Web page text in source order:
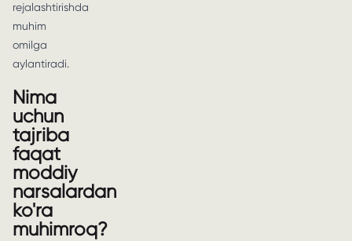
rejalashtirishda
muhim
omilga
aylantiradi.
Nima
uchun
tajriba
faqat
moddiy
narsalardan
ko'ra
muhimroq?